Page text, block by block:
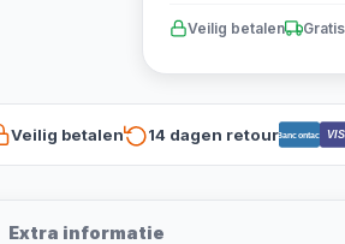
Veilig betalen
Veilig betalen 14 dagen retourBancontact
Extra informatie